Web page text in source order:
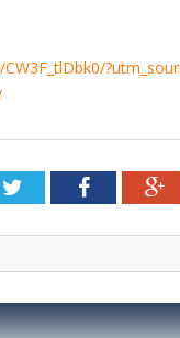
TwitterFacebook